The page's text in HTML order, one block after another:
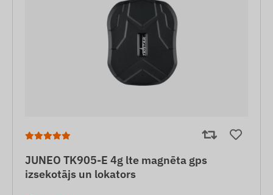
JUNEO TK905-E 4g lte magnēta gps
izsekotājs un lokators